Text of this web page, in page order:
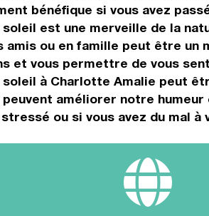
bénéfique si vous avez
est une merveille de la
amis ou en famille peut être
et vous permettre de vous
à Charlotte Amalie peut
améliorer notre
ou si vous avez du mal à